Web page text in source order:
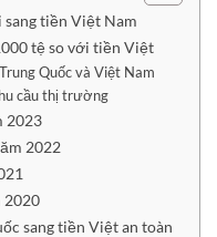
sang tiền Việt Nam
tệ so với tiền Việt
Quốc và Việt Nam
cầu thị trường
2023
2022
2020
sang tiền Việt an toàn